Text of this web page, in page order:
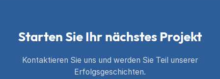
Starten Sie Ihr nächstes Projekt
Kontaktieren Sie uns und werden Sie Teil unserer
Erfolgsgeschichten.